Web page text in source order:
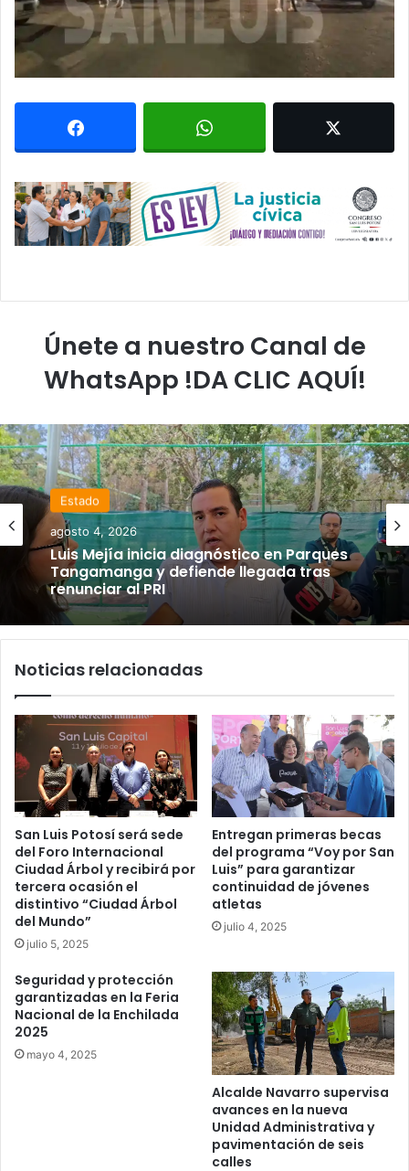
Únete a nuestro Canal de
WhatsApp !DA CLIC AQUÍ!
Estado
agosto 4, 2026
Luis Mejía inicia diagnóstico en Parques
Tangamanga y defiende llegada tras
renunciar al PRI
Noticias relacionadas
San Luis Potosí será sede
del Foro Internacional
Ciudad Árbol y recibirá por
tercera ocasión el
distintivo “Ciudad Árbol
del Mundo”
julio 5, 2025
Entregan primeras becas
del programa “Voy por San
Luis” para garantizar
continuidad de jóvenes
atletas
julio 4, 2025
Seguridad y protección
garantizadas en la Feria
Nacional de la Enchilada
2025
mayo 4, 2025
Alcalde Navarro supervisa
avances en la nueva
Unidad Administrativa y
pavimentación de seis
calles